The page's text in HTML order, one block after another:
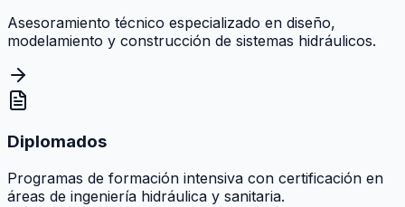
Asesoramiento técnico especializado en diseño,
modelamiento y construcción de sistemas hidráulicos.
Diplomados
Programas de formación intensiva con certificación en
áreas de ingeniería hidráulica y sanitaria.